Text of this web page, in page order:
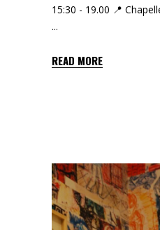
15:30 - 19.00 📍
READ MORE